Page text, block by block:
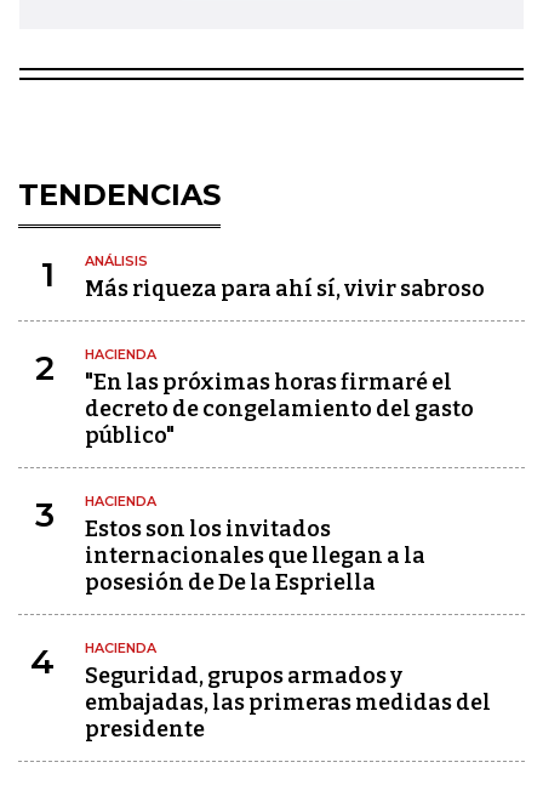
TENDENCIAS
1 ANÁLISIS
Más riqueza para ahí sí, vivir sabroso
2 HACIENDA
"En las próximas horas firmaré el
decreto de congelamiento del gasto
público"
3 HACIENDA
Estos son los invitados
internacionales que llegan a la
posesión de De la Espriella
4 HACIENDA
Seguridad, grupos armados y
embajadas, las primeras medidas del
presidente